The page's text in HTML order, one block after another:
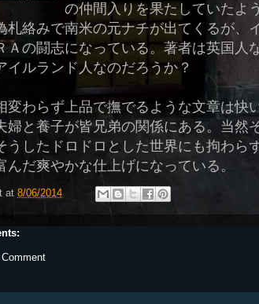
の仲間入りを果たしていたよ
札絡みで南米の元ナチが出てくるが、
Ａの闘志になっている。著者は英国人
イルランド人なのだろうか？
変わらず上品で撫でるような文章は快
婦と養子が皆兄弟の関係にある。当然
うしたドロドロとした世界にも拘わら
んだ爽やかな仕上げになっている。
at 8/06/2014